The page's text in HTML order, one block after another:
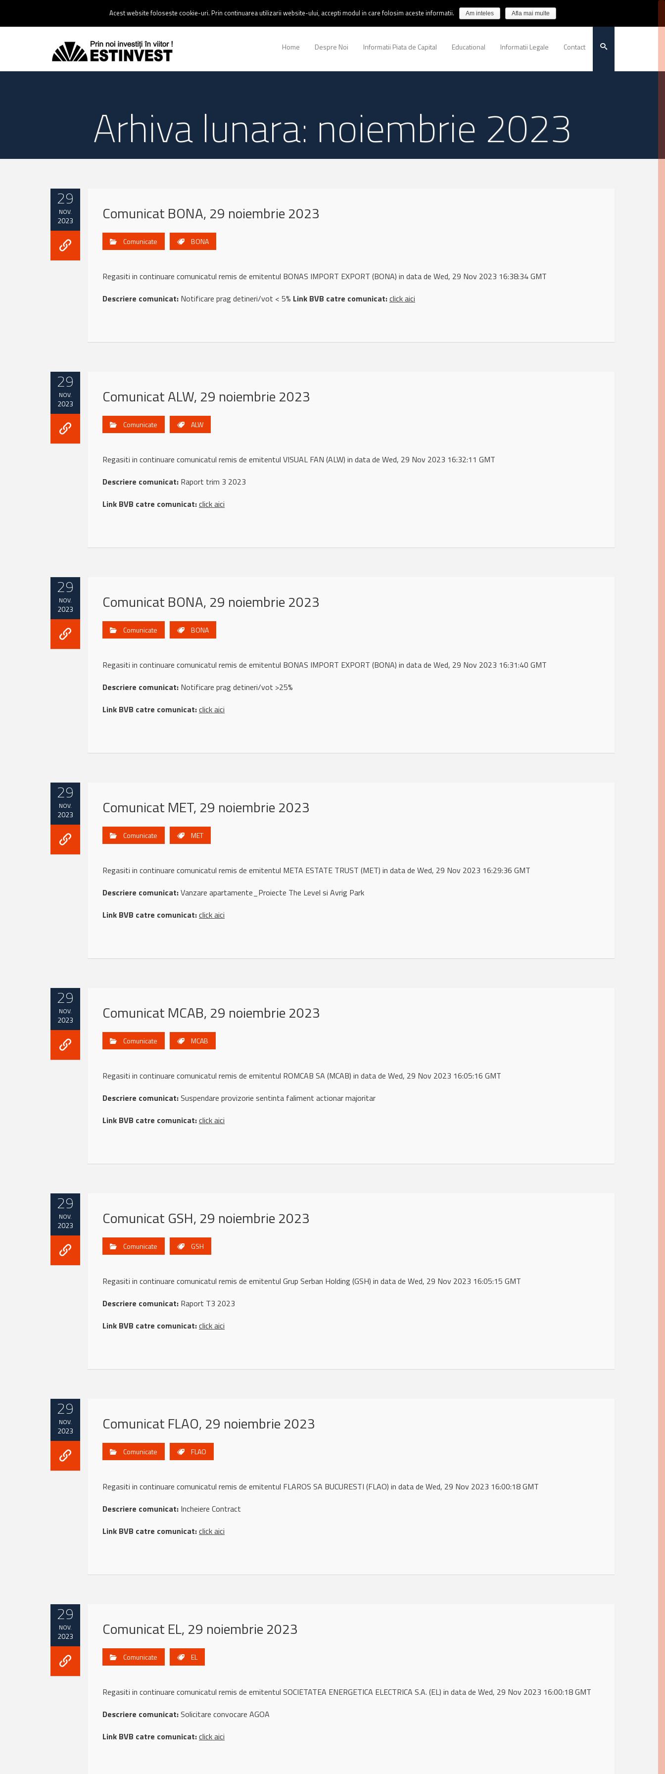
0237 238 900 |Email :contact@estinvest.ro
Home Despre Noi Informatii Piata de Capital Educational Informatii Legale Contact
Arhiva lunara: noiembrie 2023
29
NOV.
2023 Comunicat BONA, 29 noiembrie 2023
Comunicate BONA
Regasiti in continuare comunicatul remis de emitentul BONAS IMPORT EXPORT (BONA) in data de Wed, 29 Nov 2023 16:38:34 GMT
Descriere comunicat: Notificare prag detineri/vot < 5% Link BVB catre comunicat:click aici
29
NOV.
2023 Comunicat ALW, 29 noiembrie 2023
Comunicate ALW
Regasiti in continuare comunicatul remis de emitentul VISUAL FAN (ALW) in data de Wed, 29 Nov 2023 16:32:11 GMT
Descriere comunicat: Raport trim 3 2023
Link BVB catre comunicat:click aici
29
NOV.
2023 Comunicat BONA, 29 noiembrie 2023
Comunicate BONA
Regasiti in continuare comunicatul remis de emitentul BONAS IMPORT EXPORT (BONA) in data de Wed, 29 Nov 2023 16:31:40 GMT
Descriere comunicat: Notificare prag detineri/vot >25%
Link BVB catre comunicat:click aici
29
NOV.
2023 Comunicat MET, 29 noiembrie 2023
Comunicate MET
Regasiti in continuare comunicatul remis de emitentul META ESTATE TRUST (MET) in data de Wed, 29 Nov 2023 16:29:36 GMT
Descriere comunicat:Vanzare apartamente_Proiecte The Level si Avrig Park
Link BVB catre comunicat:click aici
29
NOV.
2023 Comunicat MCAB, 29 noiembrie 2023
Comunicate MCAB
Regasiti in continuare comunicatul remis de emitentul ROMCAB SA (MCAB) in data de Wed, 29 Nov 2023 16:05:16 GMT
Descriere comunicat:Suspendare provizorie sentinta faliment actionar majoritar
Link BVB catre comunicat:click aici
29
NOV.
2023 Comunicat GSH, 29 noiembrie 2023
Comunicate GSH
Regasiti in continuare comunicatul remis de emitentul Grup Serban Holding (GSH) in data de Wed, 29 Nov 2023 16:05:15 GMT
Descriere comunicat: Raport T3 2023
Link BVB catre comunicat:click aici
29
NOV.
2023 Comunicat FLAO, 29 noiembrie 2023
Comunicate FLAO
Regasiti in continuare comunicatul remis de emitentul FLAROS SA BUCURESTI (FLAO) in data de Wed, 29 Nov 2023 16:00:18 GMT
Descriere comunicat: Incheiere Contract
Link BVB catre comunicat:click aici
29
NOV.
2023 Comunicat EL, 29 noiembrie 2023
Comunicate EL
Regasiti in continuare comunicatul remis de emitentul SOCIETATEA ENERGETICA ELECTRICA S.A. (EL) in data de Wed, 29 Nov 2023 16:00:18 GMT
Descriere comunicat:Solicitare convocare AGOA
Link BVB catre comunicat:click aici
Acest website foloseste cookie-uri. Prin continuarea utilizarii website-ului, accepti modul in care folosim aceste informatii. Am inteles Afla mai multe